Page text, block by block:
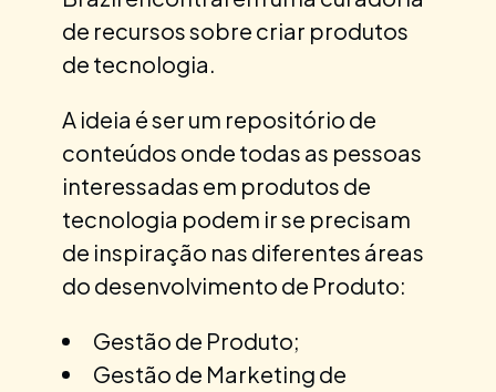
de recursos sobre criar produtos
de tecnologia.
A ideia é ser um repositório de
conteúdos onde todas as pessoas
interessadas em produtos de
tecnologia podem ir se precisam
de inspiração nas diferentes áreas
do desenvolvimento de Produto:
Gestão de Produto;
Gestão de Marketing de